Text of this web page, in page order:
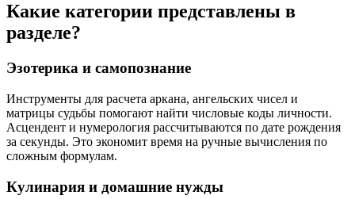
Какие категории представлены в
разделе?
Эзотерика и самопознание
Инструменты для расчета аркана, ангельских чисел и
матрицы судьбы помогают найти числовые коды личности.
Асцендент и нумерология рассчитываются по дате рождения
за секунды. Это экономит время на ручные вычисления по
сложным формулам.
Кулинария и домашние нужды